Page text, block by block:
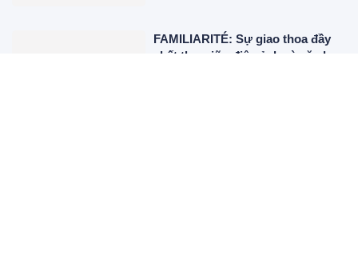
FAMILIARITÉ: Sự giao thoa đầy
chất thơ giữa điện ảnh và văn học